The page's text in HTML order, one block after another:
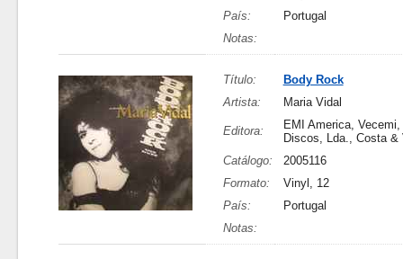
País:
Portugal
Notas:
Título:
Body Rock
Artista:
Maria Vidal
Editora:
EMI America,
Discos, Lda., Costa &
Catálogo:
2005116
Formato:
Vinyl, 12
País:
Portugal
Notas: